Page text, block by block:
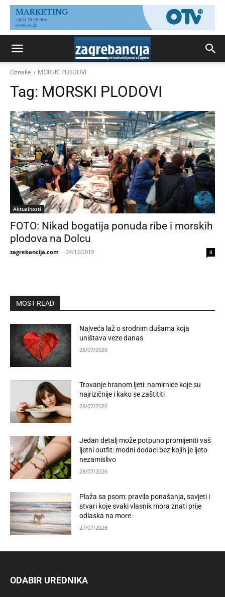
Oznake MORSKI PLODOVI
Tag: MORSKI PLODOVI
Aktualnosti
FOTO: Nikad bogatija ponuda ribe i morskih
plodova na Dolcu
zagrebancija.com - 24/12/2019 0
MOST READ
Najveća laž o srodnim dušama koja
uništava veze danas
28/07/2026
Trovanje hranom ljeti: namirnice koje su
najrizičnije i kako se zaštititi
28/07/2026
Jedan detalj može potpuno promijeniti vaš
ljetni outfit: modni dodaci bez kojih je ljeto
nezamislivo
28/07/2026
Plaža sa psom: pravila ponašanja, savjeti i
stvari koje svaki vlasnik mora znati prije
odlaska na more
27/07/2026
ODABIR UREDNIKA